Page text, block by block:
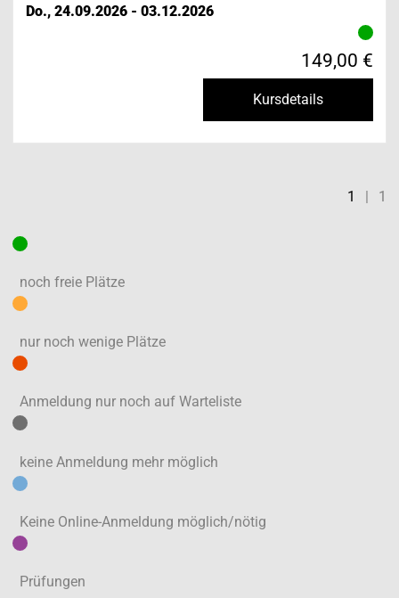
Do., 24.09.2026 - 03.12.2026
149,00 €
Kursdetails
noch freie Plätze
nur noch wenige Plätze
Anmeldung nur noch auf Warteliste
keine Anmeldung mehr möglich
Keine Online-Anmeldung möglich/nötig
Prüfungen
1 | 1